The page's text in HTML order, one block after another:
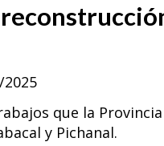
que la
y Pichanal.